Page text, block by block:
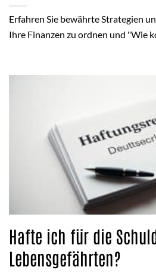
Erfahren Sie bewährte Strategien
Ihre Finanzen zu ordnen und "Wie
Hafte ich für die
Lebensgefährten?